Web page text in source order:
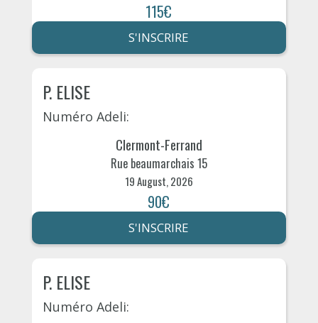
115€
S'INSCRIRE
P. ELISE
Numéro Adeli:
Clermont-Ferrand
Rue beaumarchais 15
19 August, 2026
90€
S'INSCRIRE
P. ELISE
Numéro Adeli: